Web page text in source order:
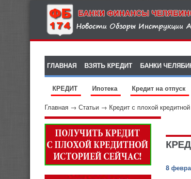
ГЛАВНАЯ ВЗЯТЬ КРЕДИТ БАНКИ
КРЕДИТ Ипотека Кредит на отпуск
Главная → Статьи → Кредит с плохой
8